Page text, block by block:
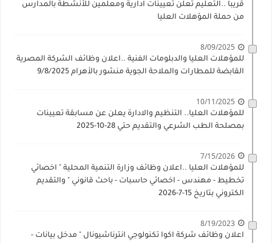
قريبا ..التعليم تعلن تعيينات ادارية ومعلمين للأنشطة بالمدارس
من حملة المؤهلات العليا
8/09/2025
للمؤهلات العليا والدبلومات الفنية ..اعلان وظائف الشركة المصرية
القابضة للمطارات والملاحة الجوية منشور بالأهرام 9/8/2025
10/11/2025
للمؤهلات العليا.. التنظيم والادارة يعلن عن مسابقة تعيينات
بمصلحة الطب الشرعي والتقديم حتي 28-10-2025
7/15/2026
للمؤهلات العليا ..اعلان وظائف وزارة التنمية المحلية " اخصائي
تخطيط - مهندس - اخصائي حاسبات - باحث قانوني " والتقديم
الكتروني بتاريخ 15-7-2026
8/19/2023
اعلان وظائف شركة اكوا تكنولوجي انترناشيونال " مدخل بيانات -